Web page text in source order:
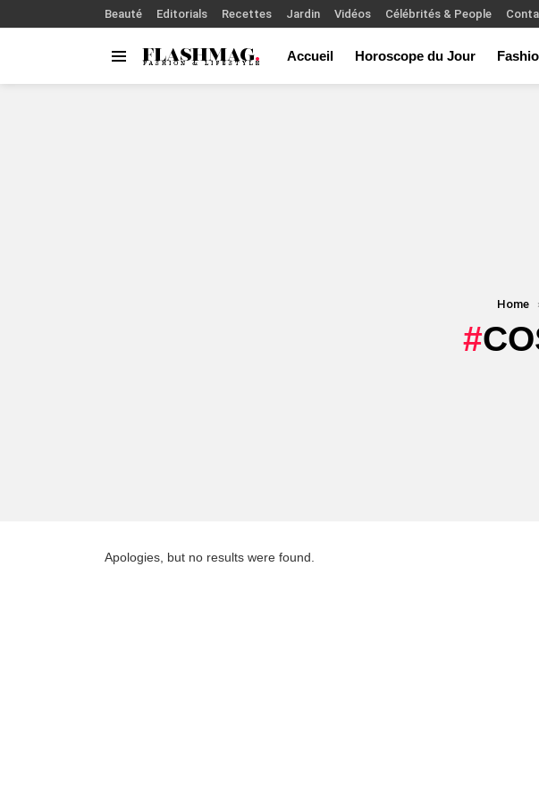
Beauté Editorials Recettes Jardin Vidéos Célébrités & People
Accueil Horoscope du Jour
Home
Apologies, but no results were found.